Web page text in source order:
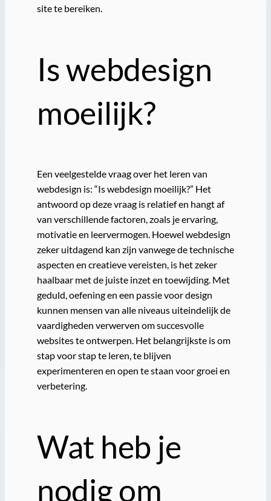
site te bereiken.
Is webdesign
moeilijk?
Een veelgestelde vraag over het leren van
webdesign is: “Is webdesign moeilijk?” Het
antwoord op deze vraag is relatief en hangt af
van verschillende factoren, zoals je ervaring,
motivatie en leervermogen. Hoewel webdesign
zeker uitdagend kan zijn vanwege de technische
aspecten en creatieve vereisten, is het zeker
haalbaar met de juiste inzet en toewijding. Met
geduld, oefening en een passie voor design
kunnen mensen van alle niveaus uiteindelijk de
vaardigheden verwerven om succesvolle
websites te ontwerpen. Het belangrijkste is om
stap voor stap te leren, te blijven
experimenteren en open te staan voor groei en
verbetering.
Wat heb je
nodig om